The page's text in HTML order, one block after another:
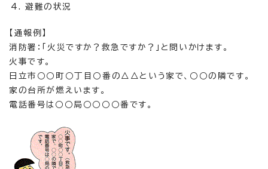
避難の状況
【通報例】
消防署：「火災ですか？救急ですか？」と問いかけます。
火事です。
日立市○○町○丁目○番の△△という家で、○○の隣です。
家の台所が燃えいます。
電話番号は○○局○○○○番です。